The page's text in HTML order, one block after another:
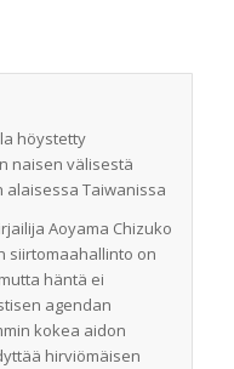
höystetty
naisen välisestä
alaisessa Taiwanissa
Aoyama Chizuko
siirtomaahallinto on
häntä ei
agendan
kokea aidon
hirviömäisen